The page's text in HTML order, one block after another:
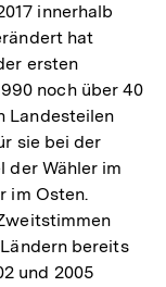
innerhalb
hat
ersten
noch über 40
Landesteilen
sie bei der
der Wähler im
im Osten.
bereits
und 2005